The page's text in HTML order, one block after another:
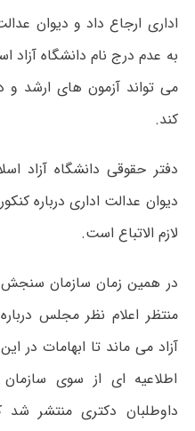
اداری ارجاع داد و دیوان
به عدم درج نام دانشگاه آزاد
می تواند آزمون های ارشد و
کند.
دیوان عدالت اداری درباره
لازم الاتباع است.
در همین زمان سازمان سنجش
منتظر اعلام نظر مجلس
آزاد می ماند تا ابهامات در
اطلاعیه ای از سوی
داوطلبان دکتری منتشر شد